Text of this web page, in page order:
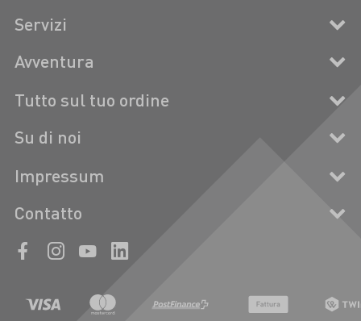
Servizi
Avventura
Tutto sul tuo ordine
Su di noi
Impressum
Contatto